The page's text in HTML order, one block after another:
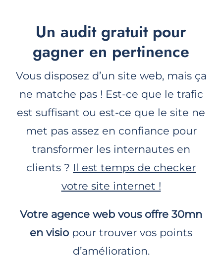
Un audit gratuit pour
gagner en pertinence
Vous disposez d’un site web, mais ça
ne matche pas ! Est-ce que le trafic
est suffisant ou est-ce que le site ne
met pas assez en confiance pour
transformer les internautes en
clients ? Il est temps de checker
votre site internet !
Votre agence web vous offre 30mn
en visio pour trouver vos points
d’amélioration.